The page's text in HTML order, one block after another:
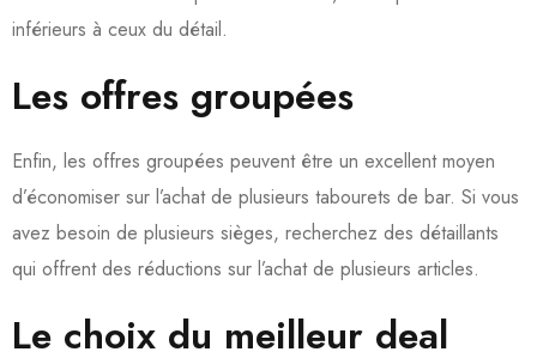
inférieurs à ceux du détail.
Les offres groupées
Enfin, les offres groupées peuvent être un excellent moyen
d’économiser sur l’achat de plusieurs tabourets de bar. Si vous
avez besoin de plusieurs sièges, recherchez des détaillants
qui offrent des réductions sur l’achat de plusieurs articles.
Le choix du meilleur deal